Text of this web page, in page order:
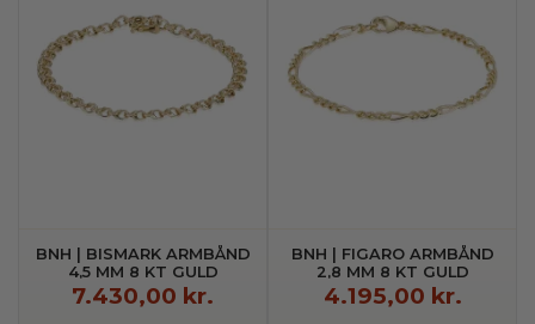
BNH | BISMARK ARMBÅND
4,5 MM 8 KT GULD
7.430,00 kr.
BNH | FIGARO ARMBÅND
2,8 MM 8 KT GULD
4.195,00 kr.